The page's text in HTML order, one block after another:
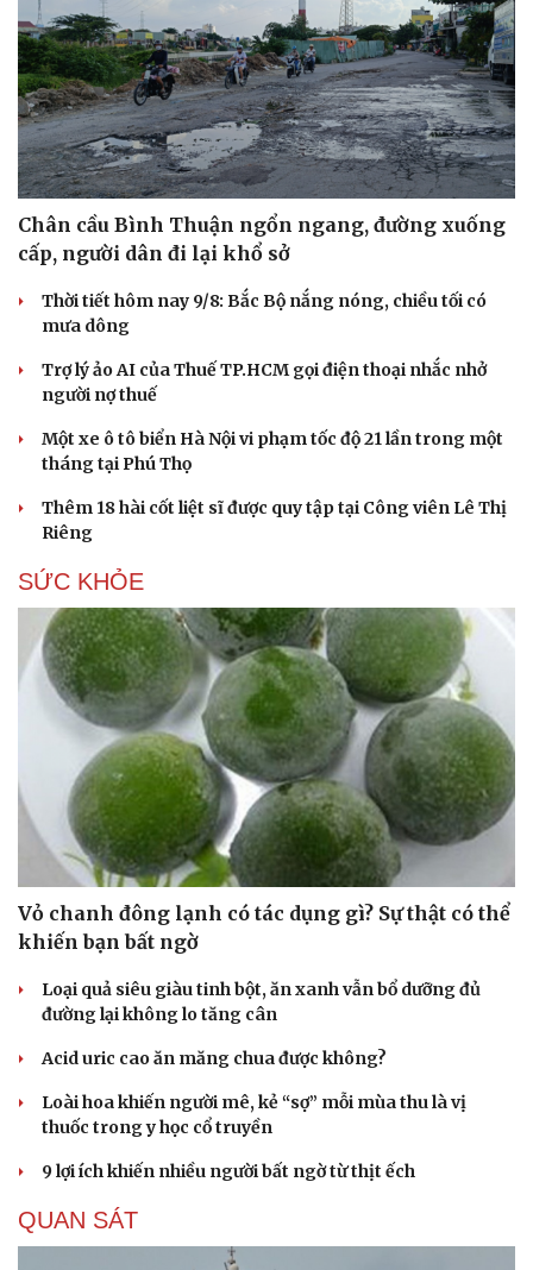
Chân cầu Bình Thuận ngổn ngang, đường xuống
cấp, người dân đi lại khổ sở
Thời tiết hôm nay 9/8: Bắc Bộ nắng nóng, chiều tối có
mưa dông
Trợ lý ảo AI của Thuế TP.HCM gọi điện thoại nhắc nhở
người nợ thuế
Một xe ô tô biển Hà Nội vi phạm tốc độ 21 lần trong một
tháng tại Phú Thọ
Thêm 18 hài cốt liệt sĩ được quy tập tại Công viên Lê Thị
Riêng
SỨC KHỎE
Vỏ chanh đông lạnh có tác dụng gì? Sự thật có thể
khiến bạn bất ngờ
Loại quả siêu giàu tinh bột, ăn xanh vẫn bổ dưỡng đủ
đường lại không lo tăng cân
Acid uric cao ăn măng chua được không?
Loài hoa khiến người mê, kẻ “sợ” mỗi mùa thu là vị
thuốc trong y học cổ truyền
9 lợi ích khiến nhiều người bất ngờ từ thịt ếch
QUAN SÁT